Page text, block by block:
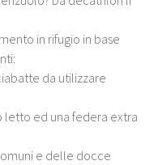
in rifugio in base
da utilizzare
letto ed una federa extra
e delle docce